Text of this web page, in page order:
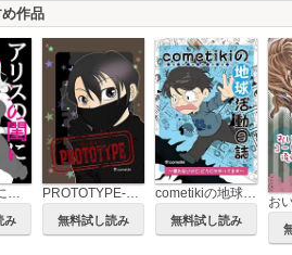
め作品
アリスの閨に朝は来ない
み
PROTOTYPE-殺し屋さん-
無料試し読み
cometikiの地球活動日誌～慣れないけど、どうにかやってます～
無料試し読み